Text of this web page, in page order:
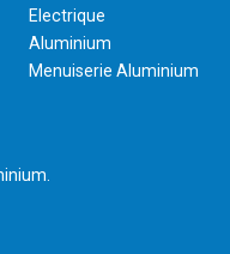
Electrique
Aluminium
Menuiserie Aluminium